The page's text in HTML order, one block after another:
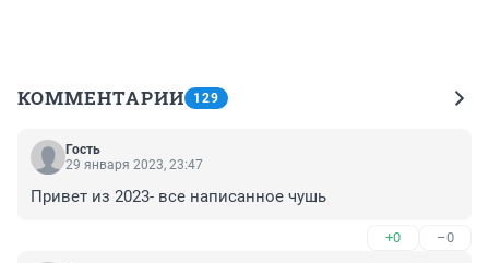
КОММЕНТАРИИ 129
Гость
29 января 2023, 23:47
Привет из 2023- все написанное чушь
+0 –0